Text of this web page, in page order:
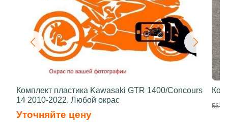
Комплект пластика Kawasaki GTR 1400/Concours
14 2010-2022. Любой окрас
Уточняйте цену
56